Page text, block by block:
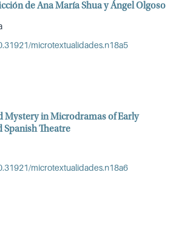
de Ana María Shua y Ángel Olgoso
microtextualidades.n18a5
Mystery in Microdramas of Early
Spanish Theatre
microtextualidades.n18a6